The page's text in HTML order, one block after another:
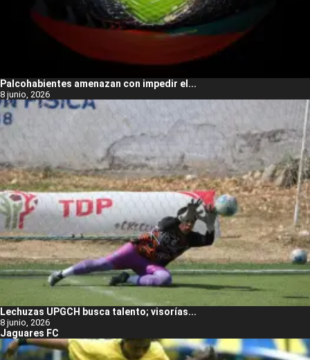
Palcohabientes amenazan con impedir el...
8 junio, 2026
Lechuzas UPGCH busca talento; visorías...
8 junio, 2026
Jaguares FC